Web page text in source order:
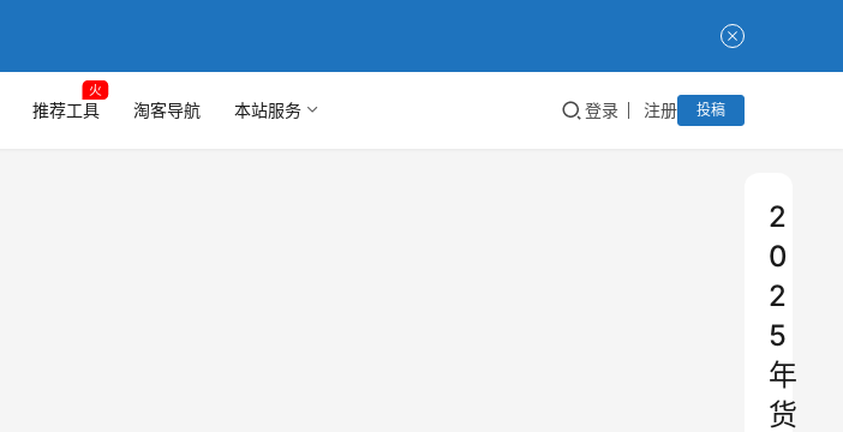
推荐工具
火
淘客导航 本站服务 登录 注册 投稿
2
0
2
5
年
货